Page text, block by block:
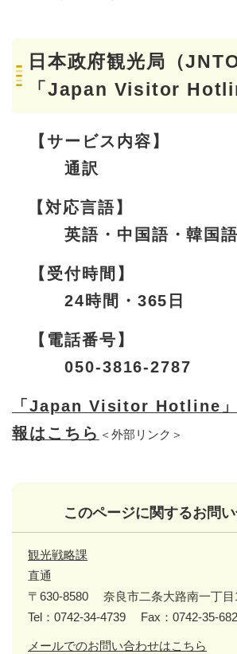
日本政府観光局（JNTO
「Japan Visitor
【サービス内容】
通訳
【対応言語】
英語・中国語・韓国語
【受付時間】
24時間・365日
【電話番号】
050-3816-2787
「Japan Visitor Hotline
報はこちら ＜外部リンク＞
このページに関するお問
観光戦略課
直通
〒630-8580
奈良市二条大路南一丁目
Tel：0742-34-4739
Fax：0742-35-
メールでのお問い合わせはこちら